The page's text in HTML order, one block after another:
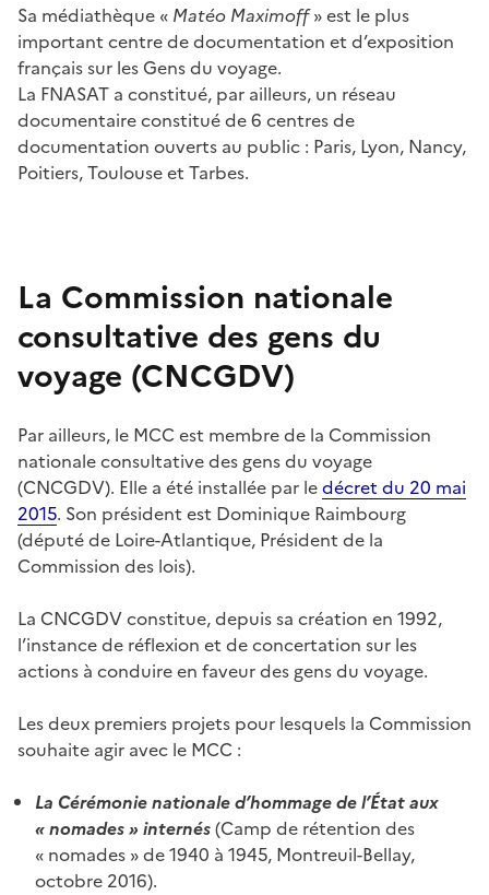
Sa médiathèque « Matéo Maximoff» est le plus
important centre de documentation et d’exposition
français sur les Gens du voyage.
La FNASAT a constitué, par ailleurs, un réseau
documentaire constitué de 6 centres de
documentation ouverts au public : Paris, Lyon, Nancy,
Poitiers, Toulouse et Tarbes.
La Commission nationale
consultative des gens du
voyage (CNCGDV)
Par ailleurs, le MCC est membre de la Commission
nationale consultative des gens du voyage
(CNCGDV). Elle a été installée par ledécret du 20 mai
2015. Son président est Dominique Raimbourg
(député de Loire-Atlantique, Président de la
Commission des lois).
La CNCGDV constitue, depuis sa création en 1992,
l’instance de réflexion et de concertation sur les
actions à conduire en faveur des gens du voyage.
Les deux premiers projets pour lesquels la Commission
souhaite agir avec le MCC :
La Cérémonie nationale d’hommage de l’État aux
«nomades »internés(Camp de rétention des
« nomades » de 1940 à 1945, Montreuil-Bellay,
octobre 2016).